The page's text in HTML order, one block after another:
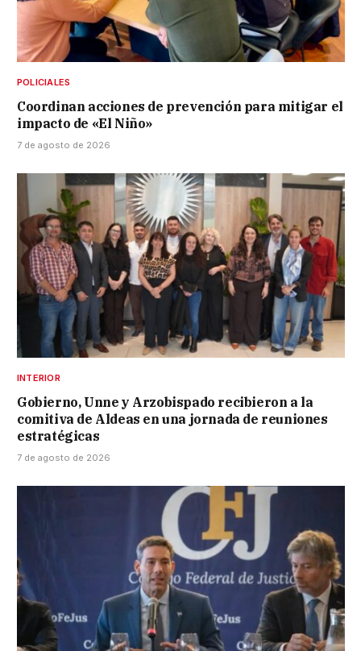
POLICIALES
Coordinan acciones de prevención para mitigar el
impacto de «El Niño»
7 de agosto de 2026
INTERIOR
Gobierno, Unne y Arzobispado recibieron a la
comitiva de Aldeas en una jornada de reuniones
estratégicas
7 de agosto de 2026